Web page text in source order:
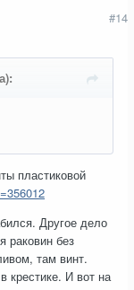
#14
пластиковой
Другое дело
раковин без
там винт.
крестике. И вот на